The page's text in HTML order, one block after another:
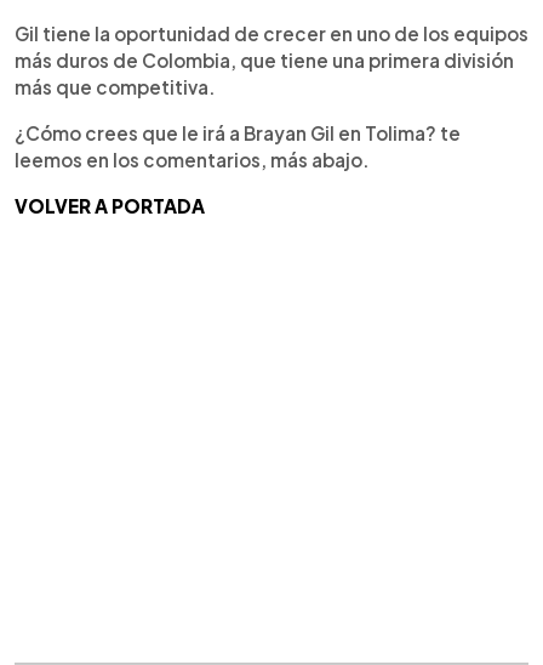
Gil tiene la oportunidad de crecer en uno de los equipos
más duros de Colombia, que tiene una primera división
más que competitiva.
¿Cómo crees que le irá a Brayan Gil en Tolima? te
leemos en los comentarios, más abajo.
VOLVER A PORTADA